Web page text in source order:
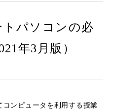
パソコンの必
年3月版）
ンピュータを利用する授業